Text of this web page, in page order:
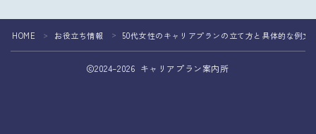
HOME ＞ お役立ち情報 ＞ 50代女性のキャリアプランの立て方と具体的な例文
2024–2026 キャリアプラン案内所